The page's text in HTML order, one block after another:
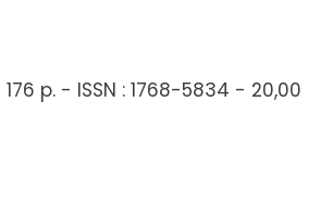
p. - ISSN : 1768-5834 - 20,00